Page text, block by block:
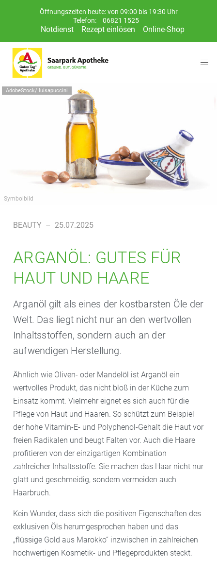
Öffnungszeiten heute: von 09:00 bis 19:30 Uhr
Telefon:
06821 1525
Notdienst Rezept einlösen Online-Shop
AdobeStock/ luisapuccini
Symbolbild
BEAUTY – 25.07.2025
ARGANÖL: GUTES FÜR
HAUT UND HAARE
Arganöl gilt als eines der kostbarsten Öle der
Welt. Das liegt nicht nur an den wertvollen
Inhaltsstoffen, sondern auch an der
aufwendigen Herstellung.
Ähnlich wie Oliven- oder Mandelöl ist Arganöl ein
wertvolles Produkt, das nicht bloß in der Küche zum
Einsatz kommt. Vielmehr eignet es sich auch für die
Pflege von Haut und Haaren. So schützt zum Beispiel
der hohe Vitamin-E- und Polyphenol-Gehalt die Haut vor
freien Radikalen und beugt Falten vor. Auch die Haare
profitieren von der einzigartigen Kombination
zahlreicher Inhaltsstoffe. Sie machen das Haar nicht nur
glatt und geschmeidig, sondern vermeiden auch
Haarbruch.
Kein Wunder, dass sich die positiven Eigenschaften des
exklusiven Öls herumgesprochen haben und das
„flüssige Gold aus Marokko“ inzwischen in zahlreichen
hochwertigen Kosmetik- und Pflegeprodukten steckt.